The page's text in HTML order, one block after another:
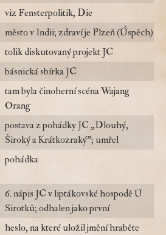
viz Fensterpolitik, Die
město v Indii; zdraví je Plzeň (Úspěch)
tolik diskutovaný projekt JC
básnická sbírka JC
tam byla činoherní scéna Wajang
Orang
postava z pohádky JC „Dlouhý,
Široký a Krátkozraký"; umřel
pohádka
6. nápis JC v liptákovské hospodě U
Sirotků; odhalen jako první
heslo, na které uložil jmění hraběte